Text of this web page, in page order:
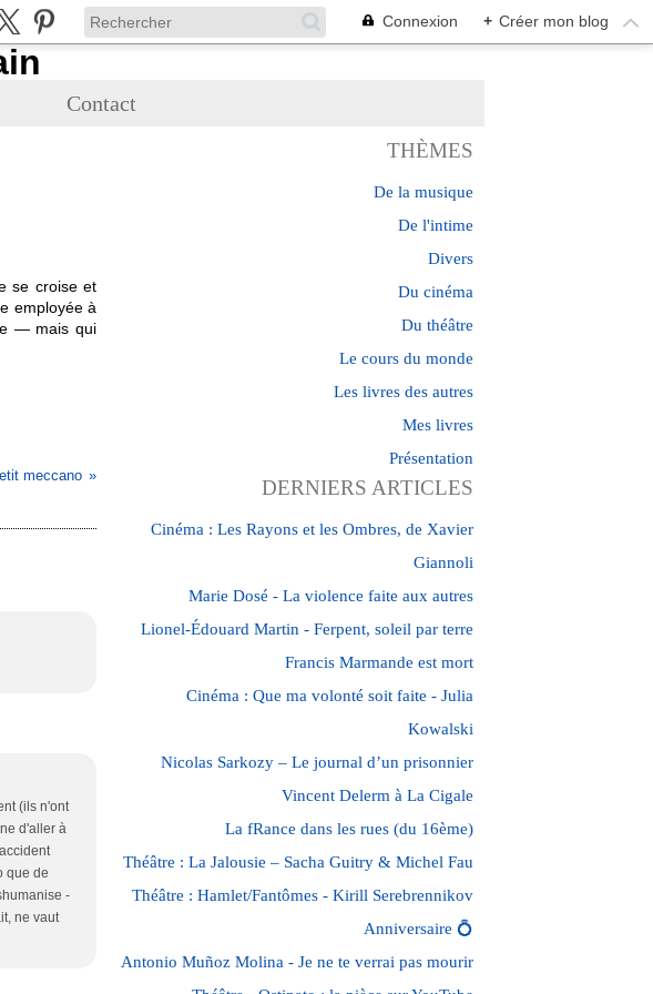
Connexion + Créer mon blog
Contact
se croise et
employée à
— mais qui
meccano
(ils n'ont
d'aller à
que de
-
ne vaut
THÈMES
De la musique
De l'intime
Divers
Du cinéma
Du théâtre
Le cours du monde
Les livres des autres
Mes livres
Présentation
DERNIERS ARTICLES
Cinéma : Les Rayons et les Ombres, de Xavier
Giannoli
Marie Dosé - La violence faite aux autres
Lionel-Édouard Martin - Ferpent, soleil par terre
Francis Marmande est mort
Cinéma : Que ma volonté soit faite - Julia
Kowalski
Nicolas Sarkozy – Le journal d’un prisonnier
Vincent Delerm à La Cigale
La fRance dans les rues (du 16ème)
Théâtre : La Jalousie – Sacha Guitry & Michel Fau
Théâtre : Hamlet/Fantômes - Kirill Serebrennikov
Anniversaire 💍
Antonio Muñoz Molina - Je ne te verrai pas mourir